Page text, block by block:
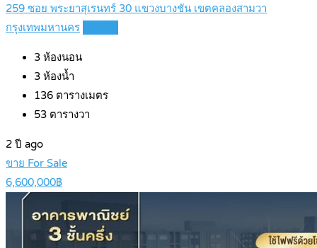
259 ซอย พระยาสุเรนทร์ 30 แขวงบางชัน เขตคลองสามวา
กรุงเทพมหานคร
3 ห้องนอน
3 ห้องน้ำ
136 ตารางเมตร
53 ตารางวา
2 ปี ago
ขาย For Sale
6,600,000฿